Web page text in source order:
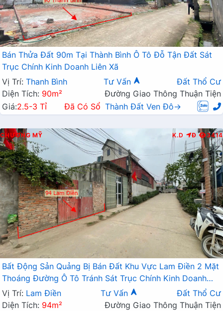
Bán Thửa Đất 90m Tại Thành Bình Ô Tô Đỗ Tận Đất Sát
Trục Chính Kinh Doanh Liên Xã
Vị Trí: Thanh Bình Tư Vấn
Đất Thổ Cư
Diện Tích: 90m²
Đường Giao Thông Thuận Tiện
Giá:2.5-3 Tỉ Đã Có Sổ Thành Đất Ven Đô→
CHƯƠNG MỸ K.D Đ 3414
Bất Động Sản Quảng Bị Bán Đất Khu Vực Lam Điền 2 Mặt
Thoáng Đường Ô Tô Tránh Sát Trục Chính Kinh Doanh
Liên Xã
Vị Trí: Lam Điền Tư Vấn
Đất Thổ Cư
Diện Tích: 94m²
Đường Giao Thông Thuận Tiện